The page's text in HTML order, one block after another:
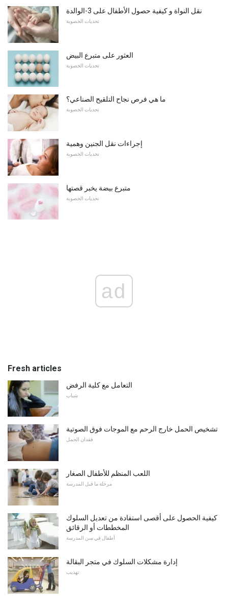
نقل النواة و كيفية حصول الأطفال على 3-الوالدة
تحديات الخصوبة
العثور على متبرع البيض
تحديات الخصوبة
ما هي فرص نجاح التلقيح الصناعي؟
تحديات الخصوبة
إجراءات نقل الجنين وهمية
تحديات الخصوبة
متبرع بيضة يخبر قصتها
تحديات الخصوبة
ad
Fresh articles
التعامل مع كلية الرفض
شباب
تشخيص الحمل خارج الرحم مع الموجات فوق الصوتية
فقدان الحمل
اللعب المنظم للأطفال الصغار
مرحلة ما قبل المدرسة
كيفية الحصول على أقصى استفادة من تعديل السلوك
المخططات أو الرقائق
أطفال في سن المدرسة
إدارة مشكلات السلوك في متجر البقالة
تهذيب